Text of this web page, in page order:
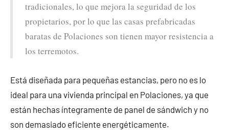
tradicionales, lo que mejora la seguridad de los
propietarios, por lo que las casas prefabricadas
baratas de Polaciones son tienen mayor resistencia a
los terremotos.
Está diseñada para pequeñas estancias, pero no es lo
ideal para una vivienda principal en Polaciones, ya que
están hechas íntegramente de panel de sándwich y no
son demasiado eficiente energéticamente.